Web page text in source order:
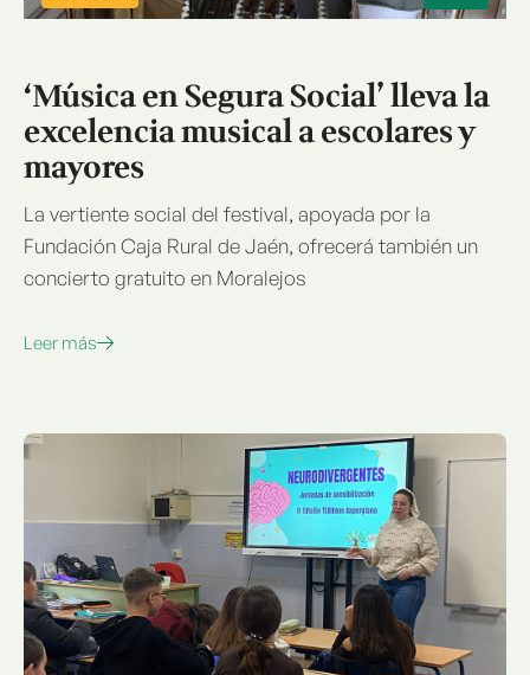
‘Música en Segura Social’ lleva la
excelencia musical a escolares y
mayores
La vertiente social del festival, apoyada por la
Fundación Caja Rural de Jaén, ofrecerá también un
concierto gratuito en Moralejos
Leer más